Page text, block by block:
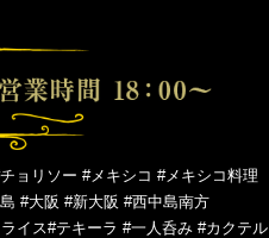
ョリソー #メキシコ #メキシコ料理
#大阪 #新大阪 #西中島南方
イス#テキーラ #一人呑み #カクテル